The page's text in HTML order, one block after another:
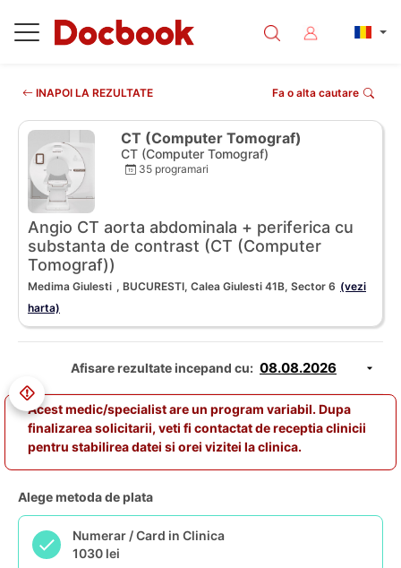
INAPOI LA REZULTATE Fa o alta cautare
CT (Computer Tomograf)
CT (Computer Tomograf)
35 programari
Angio CT aorta abdominala + periferica cu
substanta de contrast (CT (Computer
Tomograf))
Medima Giulesti , BUCURESTI, Calea Giulesti 41B, Sector 6 (vezi
harta)
Afisare rezultate incepand cu:
Acest medic/specialist are un program variabil. Dupa
finalizarea solicitarii, veti fi contactat de receptia clinicii
pentru stabilirea datei si orei vizitei la clinica.
Alege metoda de plata
Numerar / Card in Clinica
1030 lei